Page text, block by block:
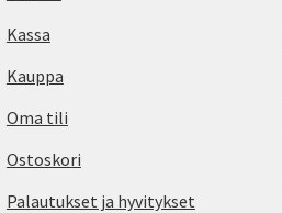
Kassa
Kauppa
Oma tili
Ostoskori
Palautukset ja hyvitykset